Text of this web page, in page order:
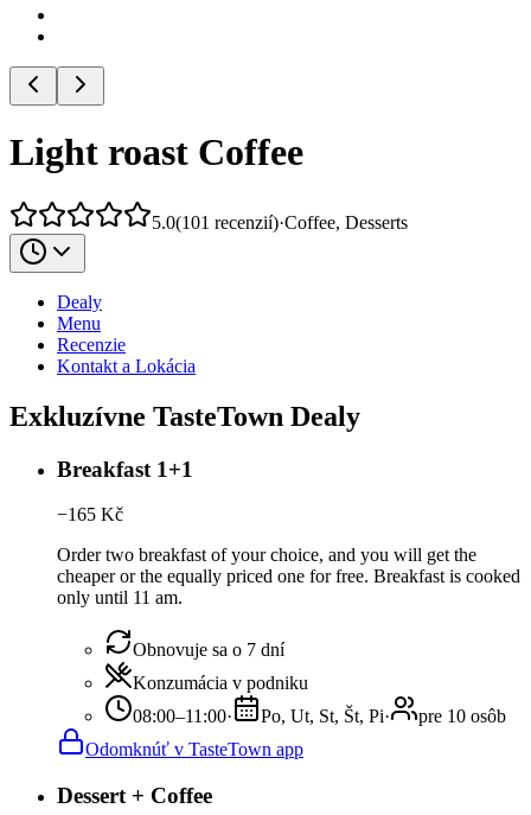
Light roast Coffee
5.0(101 recenzií)·Coffee, Desserts
Dealy
Menu
Recenzie
Kontakt a Lokácia
Exkluzívne TasteTown Dealy
Breakfast 1+1
−165 Kč
Order two breakfast of your choice, and you will get the
cheaper or the equally priced one for free. Breakfast is cooked
only until 11 am.
Obnovuje sa o 7 dní
Konzumácia v podniku
08:00–11:00· Po, Ut, St, Št, Pi·
pre 10 osôb
Odomknúť v TasteTown app
Dessert + Coffee